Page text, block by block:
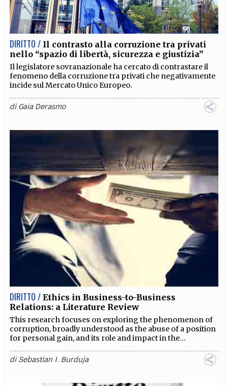
EXTRA
CODICI RUBRICHE LIBRI PROCEEDINGS PUBBLICITÀ CONTATTI
SOCIAL MEDIA
DIRITTO / Il contrasto alla corruzione tra privati
nello “spazio di libertà, sicurezza e giustizia”
Il legislatore sovranazionale ha cercato di contrastare il
fenomeno della corruzione tra privati che negativamente
incide sul Mercato Unico Europeo.
diGaia Derasmo
DIRITTO / Ethics in Business-to-Business
Relations: a Literature Review
This research focuses on exploring the phenomenon of
corruption, broadly understood as the abuse of a position
for personal gain, and its role and impact in the...
diSebastian I. Burduja